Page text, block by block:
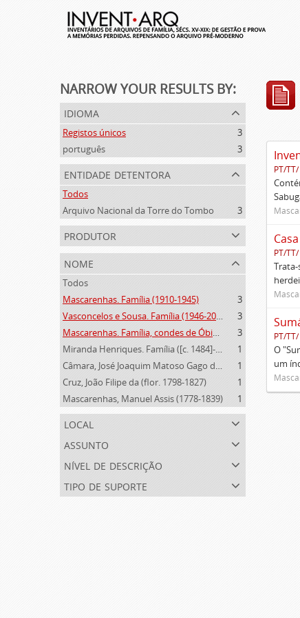
NARROW YOUR RESULTS BY:
idioma
Registos únicos
3
português
3
entidade detentora
Todos
Arquivo Nacional da Torre do Tombo
3
produtor
nome
Todos
Mascarenhas. Família (1910-1945)
3
Vasconcelos e Sousa. Família (1946-2006)
3
Mascarenhas. Família, condes de Óbidos, Palma e Sabugal (1669-1910)
3
Miranda Henriques. Família ([c. 1484]-[c.1745])
1
Câmara, José Joaquim Matoso Gago da (1775-1864)
1
Cruz, João Filipe da (flor. 1798-1827)
1
Mascarenhas, Manuel Assis (1778-1839)
1
local
assunto
nível de descrição
tipo de suporte
PT/
PT/TT/
PT/
O
um